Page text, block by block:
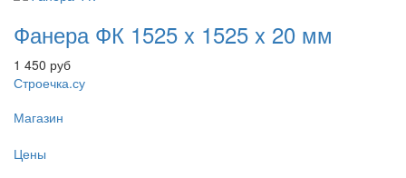
Фанера ФК 1525 x 1525 x 20 мм
1 450 руб
Строечка.су
Магазин
Цены